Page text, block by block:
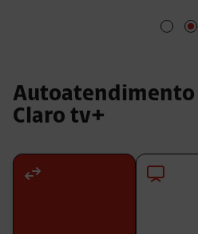
Autoatendimento
Claro tv+